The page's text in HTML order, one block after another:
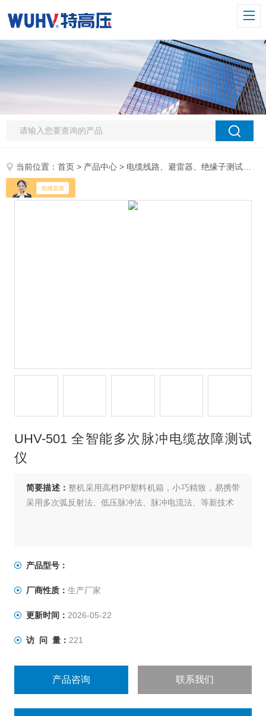
当前位置：首页 > 产品中心 > 电缆线路、避雷器、绝缘子测试仪器
UHV-501 全智能多次脉冲电缆故障测试
仪
简要描述：整机采用高档PP塑料机箱，小巧精致，易携带
采用多次弧反射法、低压脉冲法、脉冲电流法、等新技术
产品型号：
厂商性质： 生产厂家
更新时间： 2026-05-22
访 问 量： 221
产品咨询 联系我们